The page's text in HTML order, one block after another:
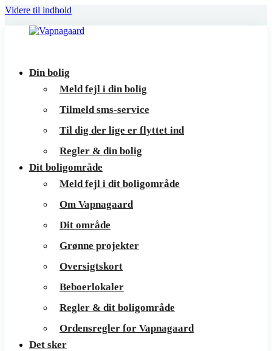
Videre til indhold
Vapnagaard
BoligerDin bolig
Meld fejl i din bolig
Tilmeld sms-service
Til dig der lige er flyttet ind
Regler & din bolig
Dit boligområde
Meld fejl i dit boligområde
Om Vapnagaard
Dit område
Grønne projekter
Oversigtskort
Beboerlokaler
Regler & dit boligområde
Ordensregler for Vapnagaard
Det sker